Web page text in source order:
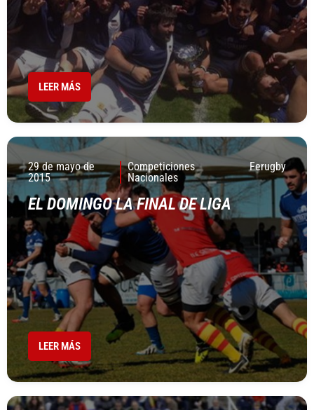
LEER MÁS
29 de mayo de
2015
Competiciones
Nacionales
Ferugby
EL DOMINGO LA FINAL DE LIGA
LEER MÁS